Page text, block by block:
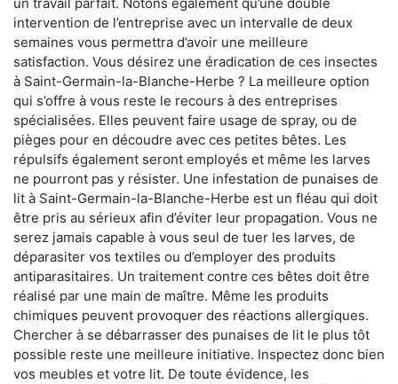
intervention de l’entreprise avec un intervalle de deux
semaines vous permettra d’avoir une meilleure
satisfaction. Vous désirez une éradication de ces insectes
à Saint-Germain-la-Blanche-Herbe ? La meilleure option
qui s’offre à vous reste le recours à des entreprises
spécialisées. Elles peuvent faire usage de spray, ou de
pièges pour en découdre avec ces petites bêtes. Les
répulsifs également seront employés et même les larves
ne pourront pas y résister. Une infestation de punaises de
lit à Saint-Germain-la-Blanche-Herbe est un fléau qui doit
être pris au sérieux afin d’éviter leur propagation. Vous ne
serez jamais capable à vous seul de tuer les larves, de
déparasiter vos textiles ou d’employer des produits
antiparasitaires. Un traitement contre ces bêtes doit être
réalisé par une main de maître. Même les produits
chimiques peuvent provoquer des réactions allergiques.
Chercher à se débarrasser des punaises de lit le plus tôt
possible reste une meilleure initiative. Inspectez donc bien
vos meubles et votre lit. De toute évidence, les